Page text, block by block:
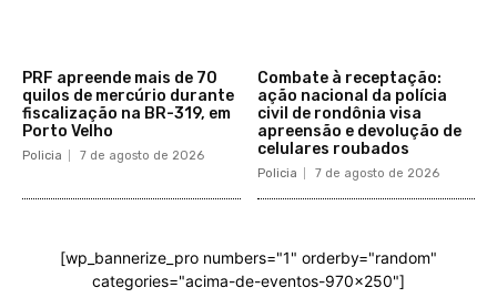
PRF apreende mais de 70
quilos de mercúrio durante
fiscalização na BR-319, em
Porto Velho
Policia 7 de agosto de 2026
Combate à receptação:
ação nacional da polícia
civil de rondônia visa
apreensão e devolução de
celulares roubados
Policia 7 de agosto de 2026
[wp_bannerize_pro numbers="1" orderby="random"
categories="acima-de-eventos-970x250"]